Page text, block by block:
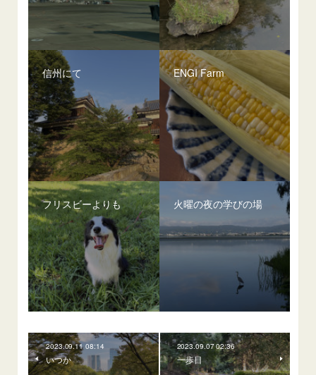
信州にて ENGI Farm
フリスビーよりも 火曜の夜の学びの場
2023.09.11 08:14
いつか
2023.09.07 02:36
一歩目